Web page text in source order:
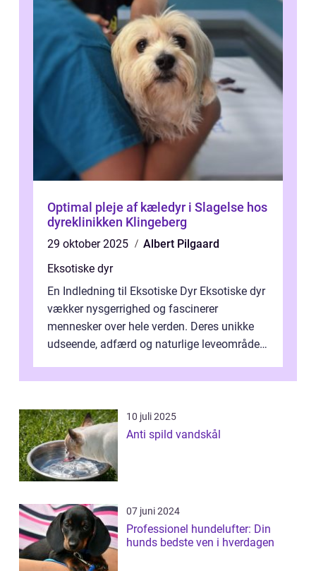
Optimal pleje af kæledyr i Slagelse hos
dyreklinikken Klingeberg
29 oktober 2025
Albert Pilgaard
Eksotiske dyr
En Indledning til Eksotiske Dyr Eksotiske dyr
vækker nysgerrighed og fascinerer
mennesker over hele verden. Deres unikke
udseende, adfærd og naturlige leveområder
10 juli 2025
Anti spild vandskål
07 juni 2024
Professionel hundelufter: Din
hunds bedste ven i hverdagen